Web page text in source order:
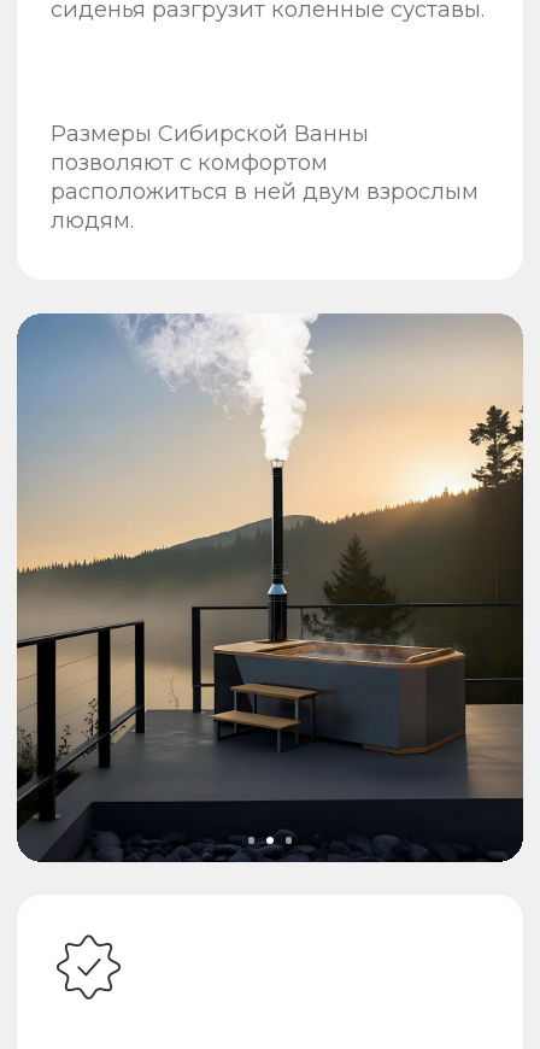
Крупнейшее
производство
Производим 400 банных
чанов в месяц на 10 000 м².
Отзывы
о Сибирском
Банном Чане